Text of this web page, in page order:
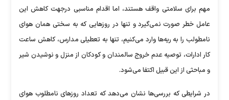
مهم برای سلامتی واقف هستند، اما اقدام مناسبی درجهت کاهش این
عامل خطر صورت نمی‌گیرد و تنها در روز‌هایی که به سختی همان هوای
نامطولب را به ریه‌ها وارد می‌کنیم، تنها به تعطیلی مدارس، کاهش ساعت
کار ادارات، توصیه عدم خروج سالمندان و کودکان از منزل و نوشیدن شیر
و مباحثی از این قبیل اکتفا می‌شود.
در شرایطی که بررسی‌ها نشان می‌دهد که تعداد روز‌های نامطلوب هوای